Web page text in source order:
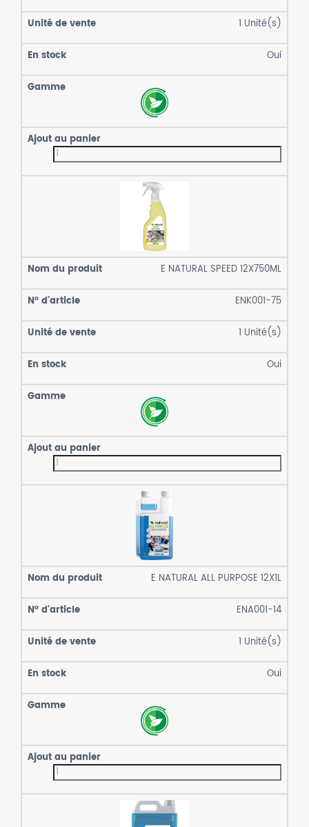
1 Unité(s)
Oui
E NATURAL SPEED 12X750ML
ENK001-75
1 Unité(s)
Oui
E NATURAL ALL PURPOSE 12X1L
ENA001-14
1 Unité(s)
Oui